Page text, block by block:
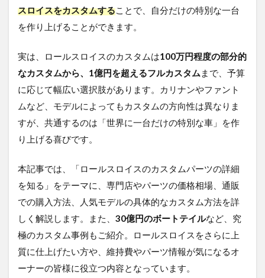
スロイスをカスタムすることで、自分だけの特別な一台
を作り上げることができます。
実は、ロールスロイスのカスタムは100万円程度の部分的
なカスタムから、1億円を超えるフルカスタム まで、予算
に応じて幅広い選択肢があります。カリナンやファント
ムなど、モデルによってもカスタムの方向性は異なりま
すが、共通するのは「世界に一台だけの特別な車」を作
り上げる喜びです。
本記事では、「ロールスロイスのカスタムパーツの詳細
を知る」をテーマに、専門店やパーツの価格相場、通販
での購入方法、人気モデルの具体的なカスタム方法を詳
しく解説します。また、 30億円のボートテイルなど、究
極のカスタム事例もご紹介。ロールスロイスをさらに上
質に仕上げたい方や、維持費やパーツ情報が気になるオ
ーナーの皆様に役立つ内容となっています。